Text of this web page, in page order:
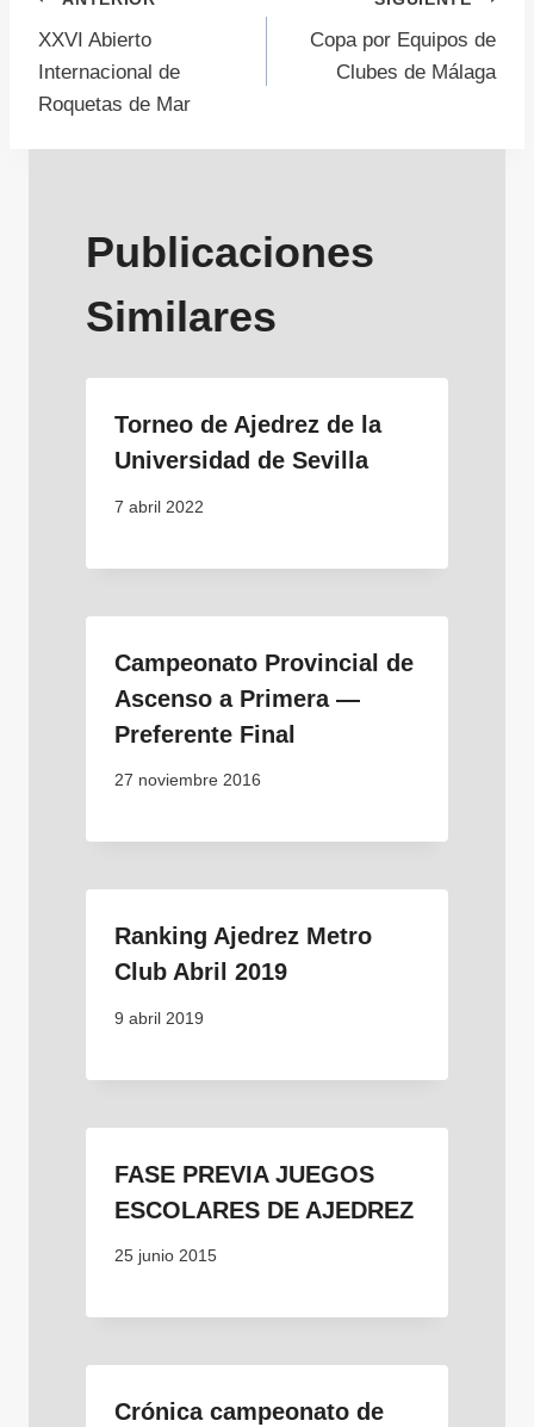
Navegación
de
entradas
XXVI Abierto
Internacional de
Roquetas de Mar
Copa por Equipos de
Clubes de Málaga
Publicaciones
Similares
Torneo de Ajedrez de la
Universidad de Sevilla
7 abril 2022
Campeonato Provincial de
Ascenso a Primera —
Preferente Final
27 noviembre 2016
Ranking Ajedrez Metro
Club Abril 2019
9 abril 2019
FASE PREVIA JUEGOS
ESCOLARES DE AJEDREZ
25 junio 2015
Crónica campeonato de